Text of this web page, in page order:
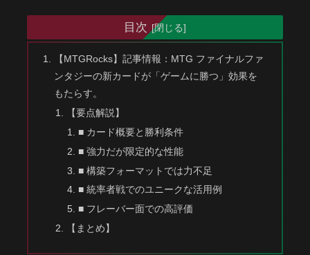
目次
【MTGRocks】記事情報：MTG ファイナルファ
ンタジーの新カードが「ゲームに勝つ」効果を
もたらす。
【要点解説】
■ カード概要と勝利条件
■ 強力だが限定的な性能
■ 構築フォーマットでは力不足
■ 統率者戦でのユニークな活用例
■ フレーバー面での高評価
【まとめ】